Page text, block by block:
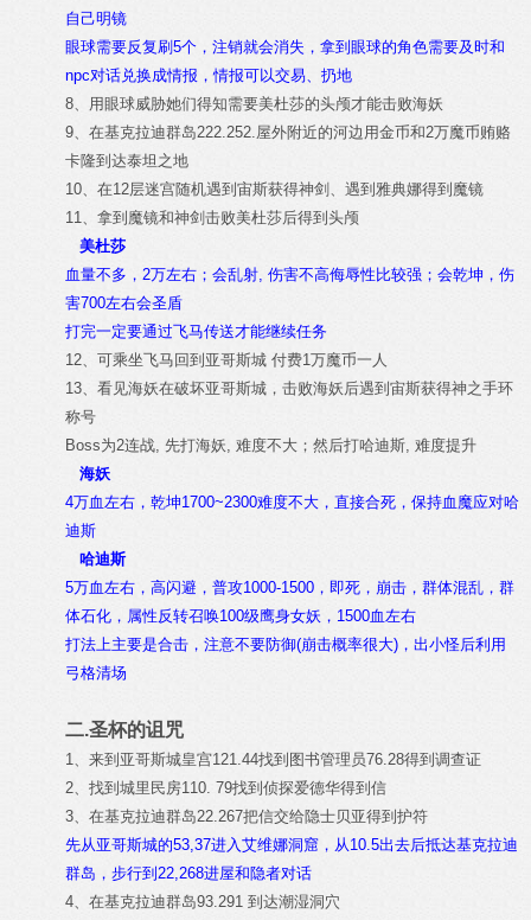
自己明镜
眼球需要反复刷5个，注销就会消失，拿到眼球的角色需要及时和
npc对话兑换成情报，情报可以交易、扔地
8、用眼球威胁她们得知需要美杜莎的头颅才能击败海妖
9、在基克拉迪群岛222.252.屋外附近的河边用金币和2万魔币贿赂
卡隆到达泰坦之地
10、在12层迷宫随机遇到宙斯获得神剑、遇到雅典娜得到魔镜
11、拿到魔镜和神剑击败美杜莎后得到头颅
美杜莎
血量不多，2万左右；会乱射, 伤害不高侮辱性比较强；会乾坤，伤
害700左右会圣盾
打完一定要通过飞马传送才能继续任务
12、可乘坐飞马回到亚哥斯城 付费1万魔币一人
13、看见海妖在破坏亚哥斯城，击败海妖后遇到宙斯获得神之手环
称号
Boss为2连战, 先打海妖, 难度不大；然后打哈迪斯, 难度提升
海妖
4万血左右，乾坤1700~2300难度不大，直接合死，保持血魔应对哈
迪斯
哈迪斯
5万血左右，高闪避，普攻1000-1500，即死，崩击，群体混乱，群
体石化，属性反转召唤100级鹰身女妖，1500血左右
打法上主要是合击，注意不要防御(崩击概率很大)，出小怪后利用
弓格清场
二.圣杯的诅咒
1、来到亚哥斯城皇宫121.44找到图书管理员76.28得到调查证
2、找到城里民房110. 79找到侦探爱德华得到信
3、在基克拉迪群岛22.267把信交给隐士贝亚得到护符
先从亚哥斯城的53,37进入艾维娜洞窟，从10.5出去后抵达基克拉迪
群岛，步行到22,268进屋和隐者对话
4、在基克拉迪群岛93.291 到达潮湿洞穴